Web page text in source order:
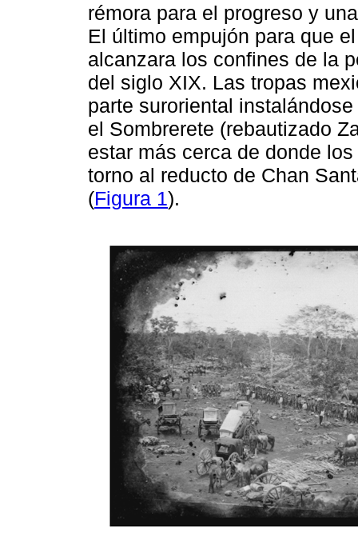
rémora para el progreso y
El último empujón para que
alcanzara los confines de la
del siglo XIX. Las tropas
parte suroriental
el Sombrerete (rebautizado
estar más cerca de donde
torno al reducto de Chan
(Figura 1).